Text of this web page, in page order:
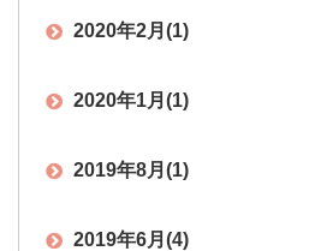
2020年2月 (1)
2020年1月 (1)
2019年8月 (1)
2019年6月 (4)